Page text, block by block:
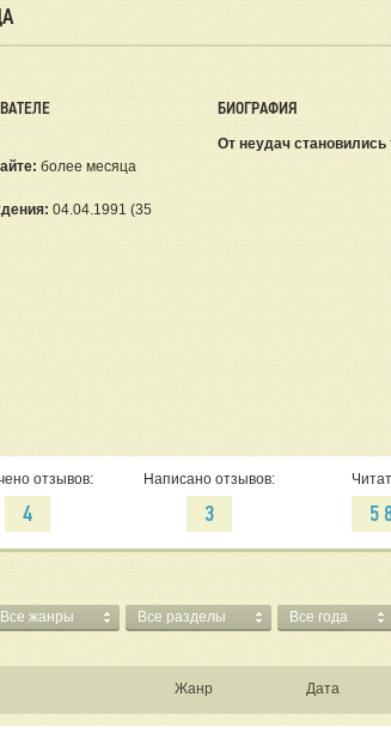
более месяца
04.04.1991 (35
БИОГРАФИЯ
От неудач становились
отзывов:
4
Написано отзывов:
3 5
Все жанры Все разделы Все года
Жанр Дата